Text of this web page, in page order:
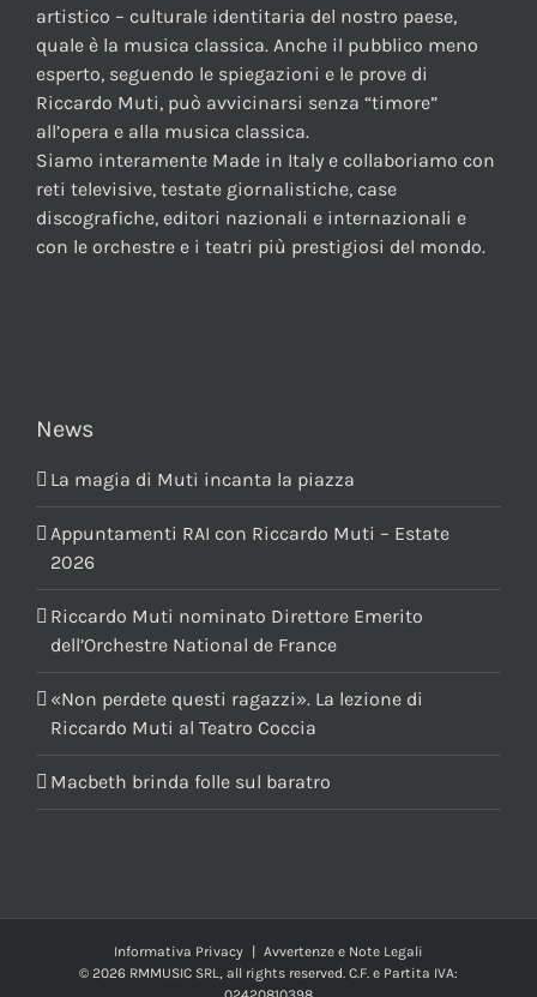
artistico – culturale identitaria del nostro paese,
quale è la musica classica. Anche il pubblico meno
esperto, seguendo le spiegazioni e le prove di
Riccardo Muti, può avvicinarsi senza “timore”
all’opera e alla musica classica.
Siamo interamente Made in Italy e collaboriamo con
reti televisive, testate giornalistiche, case
discografiche, editori nazionali e internazionali e
con le orchestre e i teatri più prestigiosi del mondo.
News
La magia di Muti incanta la piazza
Appuntamenti RAI con Riccardo Muti – Estate
2026
Riccardo Muti nominato Direttore Emerito
dell’Orchestre National de France
«Non perdete questi ragazzi». La lezione di
Riccardo Muti al Teatro Coccia
Macbeth brinda folle sul baratro
Informativa Privacy
Avvertenze e Note Legali
© 2026 RMMUSIC SRL, all rights reserved. C.F. e Partita IVA: